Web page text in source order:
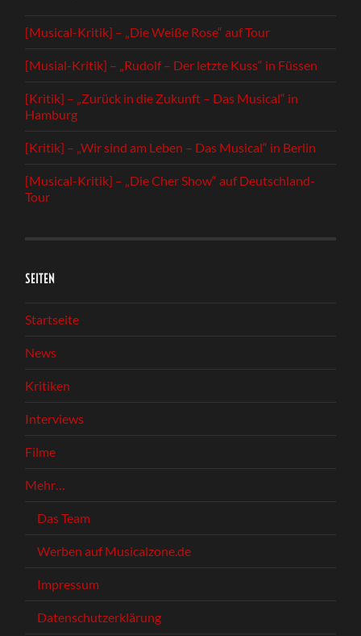
[Musical-Kritik] – „Die Weiße Rose“ auf Tour
[Musial-Kritik] – „Rudolf – Der letzte Kuss“ in Füssen
[Kritik] – „Zurück in die Zukunft – Das Musical“ in
Hamburg
[Kritik] – „Wir sind am Leben – Das Musical“ in Berlin
[Musical-Kritik] – „Die Cher Show“ auf Deutschland-
Tour
SEITEN
Startseite
News
Kritiken
Interviews
Filme
Mehr…
Das Team
Werben auf Musicalzone.de
Impressum
Datenschutzerklärung